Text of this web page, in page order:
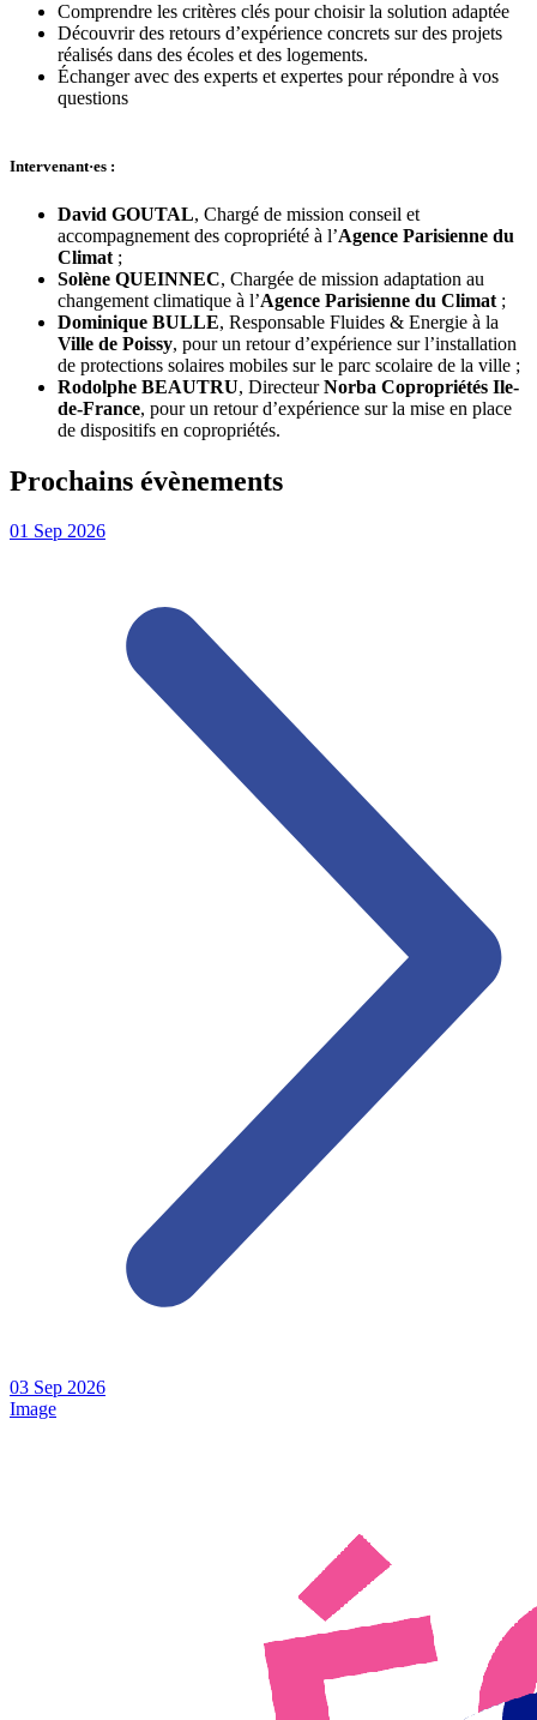
Comprendre les critères clés pour choisir la solution adaptée
Découvrir des retours d’expérience concrets sur des projets
réalisés dans des écoles et des logements.
Échanger avec des experts et expertes pour répondre à vos
questions
Intervenant·es :
David GOUTAL, Chargé de mission conseil et
accompagnement des copropriété à l’Agence Parisienne du
Climat ;
Solène QUEINNEC, Chargée de mission adaptation au
changement climatique à l’Agence Parisienne du Climat ;
Dominique BULLE, Responsable Fluides & Energie à la
Ville de Poissy, pour un retour d’expérience sur l’installation
de protections solaires mobiles sur le parc scolaire de la ville ;
Rodolphe BEAUTRU, DirecteurNorba Copropriétés Ile-
de-France, pour un retour d’expérience sur la mise en place
de dispositifs en copropriétés.
Prochains évènements
01 Sep 2026
03 Sep 2026
Image